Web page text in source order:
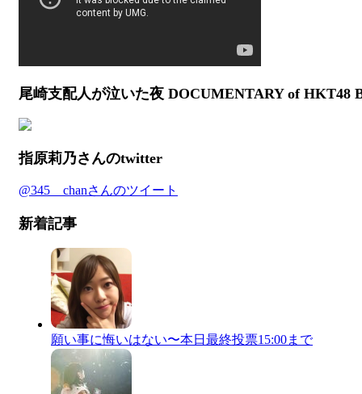
尾崎支配人が泣いた夜 DOCUMENTARY of HKT48
指原莉乃さんのtwitter
@345__chanさんのツイート
新着記事
願い事に悔いはない〜本日最終投票15:00まで